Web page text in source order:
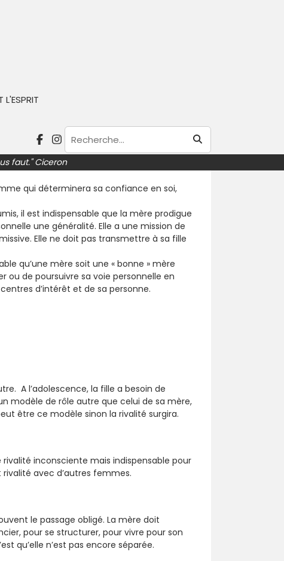
L'ESPRIT
faut." Ciceron
mère n’est pas une identité, c’est une
qui déterminera sa confiance en soi,
il est indispensable que la mère prodigue
une généralité. Elle a une mission de
Elle ne doit pas transmettre à sa fille
qu’une mère soit une « bonne » mère
de poursuivre sa voie personnelle en
d’intérêt et de sa personne.
A l’adolescence, la fille a besoin de
modèle de rôle autre que celui de sa mère,
être ce modèle sinon la rivalité surgira.
inconsciente mais indispensable pour
avec d’autres femmes.
le passage obligé. La mère doit
pour se structurer, pour vivre pour son
qu’elle n’est pas encore séparée.